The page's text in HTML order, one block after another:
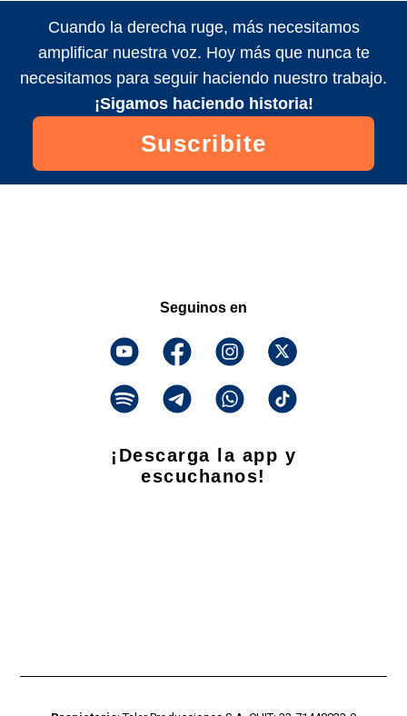
Cuando la derecha ruge, más necesitamos
amplificar nuestra voz. Hoy más que nunca te
necesitamos para seguir haciendo nuestro trabajo.
¡Sigamos haciendo historia!
Suscribite
Seguinos en
¡Descarga la app y
escuchanos!